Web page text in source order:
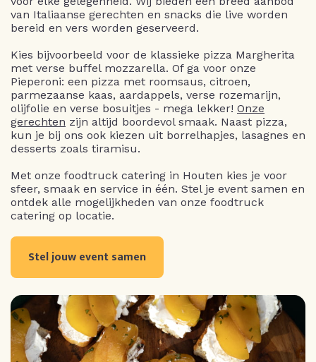
van Italiaanse gerechten en snacks die live worden
bereid en vers worden geserveerd.
Kies bijvoorbeeld voor de klassieke pizza Margherita
met verse buffel mozzarella. Of ga voor onze
Pieperoni: een pizza met roomsaus, citroen,
parmezaanse kaas, aardappels, verse rozemarijn,
olijfolie en verse bosuitjes - mega lekker! Onze
gerechten zijn altijd boordevol smaak. Naast pizza,
kun je bij ons ook kiezen uit borrelhapjes, lasagnes en
desserts zoals tiramisu.
Met onze foodtruck catering in Houten kies je voor
sfeer, smaak en service in één. Stel je event samen en
ontdek alle mogelijkheden van onze foodtruck
catering op locatie.
Stel jouw event samen